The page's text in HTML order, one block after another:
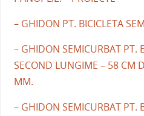
– GHIDON PT. BICICLETA
– GHIDON SEMICURBAT PT.
SECOND LUNGIME – 58 CM
MM.
– GHIDON SEMICURBAT PT.